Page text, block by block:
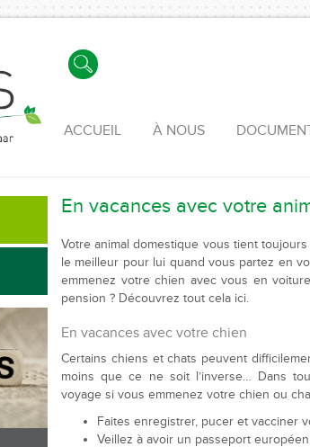
ACCUEIL À NOUS
En vacances avec votre
Votre animal domestique vous tient
le meilleur pour lui quand vous partez en
emmenez votre chien avec vous en
pension ? Découvrez tout cela ici.
En vacances avec votre chien
Certains chiens et chats peuvent
moins que ce ne soit l’inverse… Dans
voyage si vous emmenez votre chien ou
Faites enregistrer, pucer et vacciner
Veillez à avoir un passeport